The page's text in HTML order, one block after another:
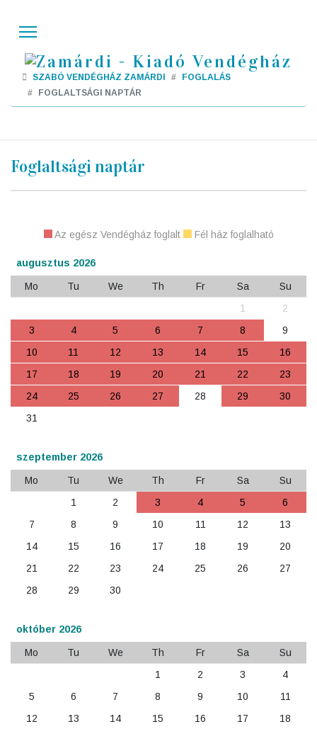
SZABÓ VENDÉGHÁZ ZAMÁRDI
FOGLALÁS
FOGLALTSÁGI NAPTÁR
Foglaltsági naptár
Az egész Vendégház foglalt Fél ház foglalható
augusztus 2026
Mo Tu We Th Fr Sa
Su
1
2
3
4 5 6 7 8
9
10
11 12 13 14 15
16
17
18 19 20 21 22
23
24
25 26 27 28 29
30
31
szeptember 2026
Mo Tu We Th Fr Sa
Su
1
2 3 4 5
6
7
8 9 10 11 12
13
14
15 16 17 18 19
20
21
22 23 24 25 26
27
28
29 30
október 2026
Mo Tu We Th Fr Sa
Su
1
2 3
4
5
6 7 8 9 10
11
12
13 14 15 16 17
18